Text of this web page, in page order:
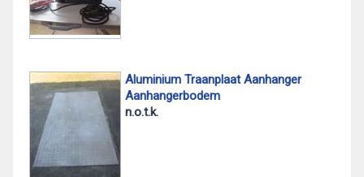
Aluminium Traanplaat Aanhanger
Aanhangerbodem
n.o.t.k.